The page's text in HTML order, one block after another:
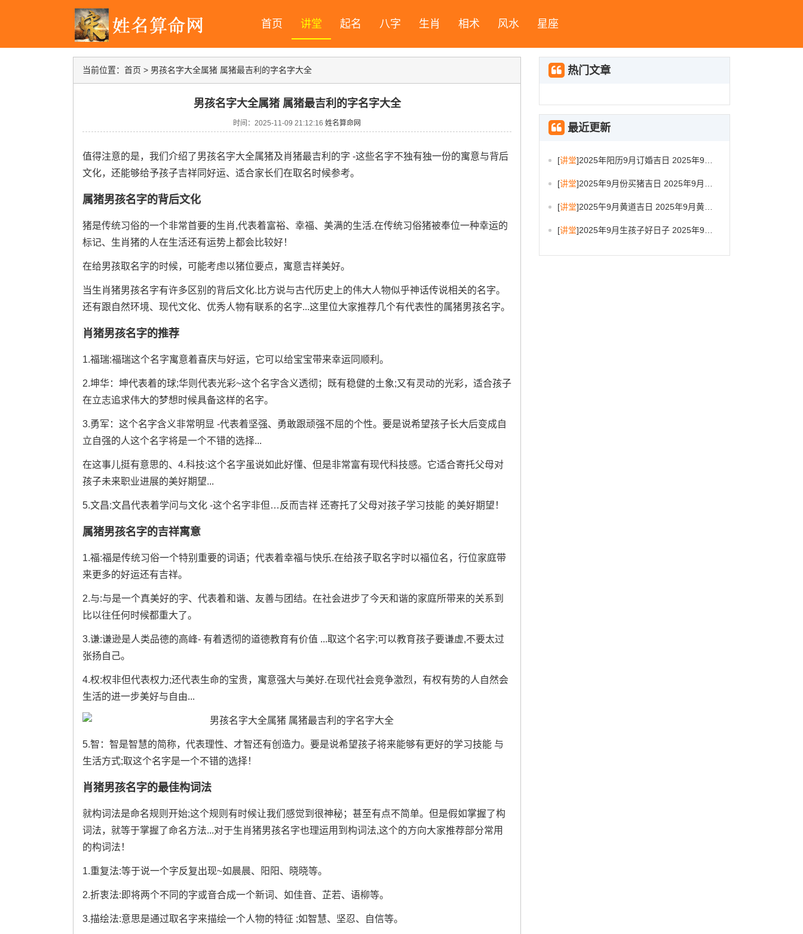
首页 讲堂 起名 八字 生肖 相术 风水 星座
当前位置： 首页 > 男孩名字大全属猪 属猪最吉利的字名字大全
男孩名字大全属猪 属猪最吉利的字名字大全
时间：2025-11-09 21:12:16 姓名算命网
值得注意的是，我们介绍了男孩名字大全属猪及肖猪最吉利的字 -这些名字不独有独一份的寓意与背后
文化，还能够给予孩子吉祥同好运、适合家长们在取名时候参考。
属猪男孩名字的背后文化
猪是传统习俗的一个非常首要的生肖,代表着富裕、幸福、美满的生活.在传统习俗猪被奉位一种幸运的
标记、生肖猪的人在生活还有运势上都会比较好！
在给男孩取名字的时候，可能考虑以猪位要点，寓意吉祥美好。
当生肖猪男孩名字有许多区别的背后文化.比方说与古代历史上的伟大人物似乎神话传说相关的名字。
还有跟自然环境、现代文化、优秀人物有联系的名字...这里位大家推荐几个有代表性的属猪男孩名字。
肖猪男孩名字的推荐
1.福瑞:福瑞这个名字寓意着喜庆与好运，它可以给宝宝带来幸运同顺利。
2.坤华：坤代表着的球;华则代表光彩~这个名字含义透彻；既有稳健的土象;又有灵动的光彩，适合孩子
在立志追求伟大的梦想时候具备这样的名字。
3.勇军：这个名字含义非常明显 -代表着坚强、勇敢跟顽强不屈的个性。要是说希望孩子长大后变成自
立自强的人这个名字将是一个不错的选择...
在这事儿挺有意思的、4.科技:这个名字虽说如此好懂、但是非常富有现代科技感。它适合寄托父母对
孩子未来职业进展的美好期望...
5.文昌:文昌代表着学问与文化 -这个名字非但…反而吉祥 还寄托了父母对孩子学习技能 的美好期望！
属猪男孩名字的吉祥寓意
1.福:福是传统习俗一个特别重要的词语；代表着幸福与快乐.在给孩子取名字时以福位名，行位家庭带
来更多的好运还有吉祥。
2.与:与是一个真美好的字、代表着和谐、友善与团结。在社会进步了今天和谐的家庭所带来的关系到
比以往任何时候都重大了。
3.谦:谦逊是人类品德的高峰- 有着透彻的道德教育有价值 ...取这个名字;可以教育孩子要谦虚,不要太过
张扬自己。
4.权:权非但代表权力;还代表生命的宝贵，寓意强大与美好.在现代社会竞争激烈，有权有势的人自然会
生活的进一步美好与自由...
5.智：智是智慧的简称，代表理性、才智还有创造力。要是说希望孩子将来能够有更好的学习技能 与
生活方式;取这个名字是一个不错的选择！
肖猪男孩名字的最佳构词法
就构词法是命名规则开始;这个规则有时候让我们感觉到很神秘；甚至有点不简单。但是假如掌握了构
词法，就等于掌握了命名方法...对于生肖猪男孩名字也理运用到构词法,这个的方向大家推荐部分常用
的构词法！
1.重复法:等于说一个字反复出现~如晨晨、阳阳、晓晓等。
2.折衷法:即将两个不同的字或音合成一个新词、如佳音、芷若、语柳等。
3.描绘法:意思是通过取名字来描绘一个人物的特征 ;如智慧、坚忍、自信等。
热门文章
最近更新
[讲堂]2025年阳历9月订婚吉日 2025年9月订婚吉日有哪几天
[讲堂]2025年9月份买猪吉日 2025年9月买猪进圈吉日
[讲堂]2025午9月黄道吉日 2025年9月黄道吉日一览表大全
[讲堂]2025年9月生孩子好日子 2025年9月哪天生孩子比较好